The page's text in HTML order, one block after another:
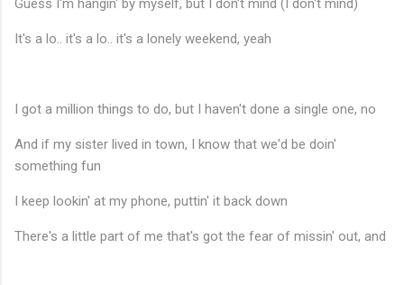
Guess I'm hangin' by myself, but I don't mind (I don't mind)
It's a lo.. it's a lo.. it's a lonely weekend, yeah
I got a million things to do, but I haven't done a single one, no
And if my sister lived in town, I know that we'd be doin'
something fun
I keep lookin' at my phone, puttin' it back down
There's a little part of me that's got the fear of missin' out, and